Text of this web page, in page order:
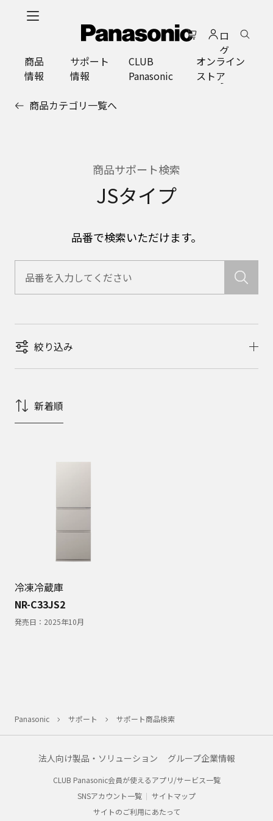
ロ
グ
イ
ン
商品
情報
サポート
情報
CLUB
Panasonic
オンライン
ストア
商品カテゴリ一覧へ
商品サポート検索
JSタイプ
品番で検索いただけます。
絞り込み
新着順
冷凍冷蔵庫
NR-C33JS2
発売日： 2025年10月
Panasonic サポート サポート商品検索
法人向け製品・ソリューション グループ企業情報
CLUB Panasonic会員が使えるアプリ/サービス一覧
SNSアカウント一覧
サイトマップ
サイトのご利用にあたって